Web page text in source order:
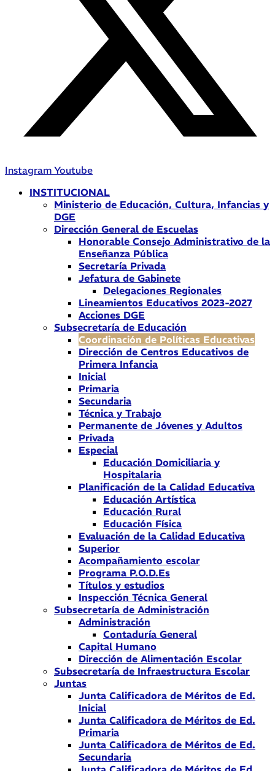
Instagram Youtube
INSTITUCIONAL
Ministerio de Educación, Cultura, Infancias y
DGE
Dirección General de Escuelas
Honorable Consejo Administrativo de la
Enseñanza Pública
Secretaría Privada
Jefatura de Gabinete
Delegaciones Regionales
Lineamientos Educativos 2023-2027
Acciones DGE
Subsecretaría de Educación
Coordinación de Políticas Educativas
Dirección de Centros Educativos de
Primera Infancia
Inicial
Primaria
Secundaria
Técnica y Trabajo
Permanente de Jóvenes y Adultos
Privada
Especial
Educación Domiciliaria y
Hospitalaria
Planificación de la Calidad Educativa
Educación Artística
Educación Rural
Educación Física
Evaluación de la Calidad Educativa
Superior
Acompañamiento escolar
Programa P.O.D.Es
Títulos y estudios
Inspección Técnica General
Subsecretaría de Administración
Administración
Contaduría General
Capital Humano
Dirección de Alimentación Escolar
Subsecretaría de Infraestructura Escolar
Juntas
Junta Calificadora de Méritos de Ed.
Inicial
Junta Calificadora de Méritos de Ed.
Primaria
Junta Calificadora de Méritos de Ed.
Secundaria